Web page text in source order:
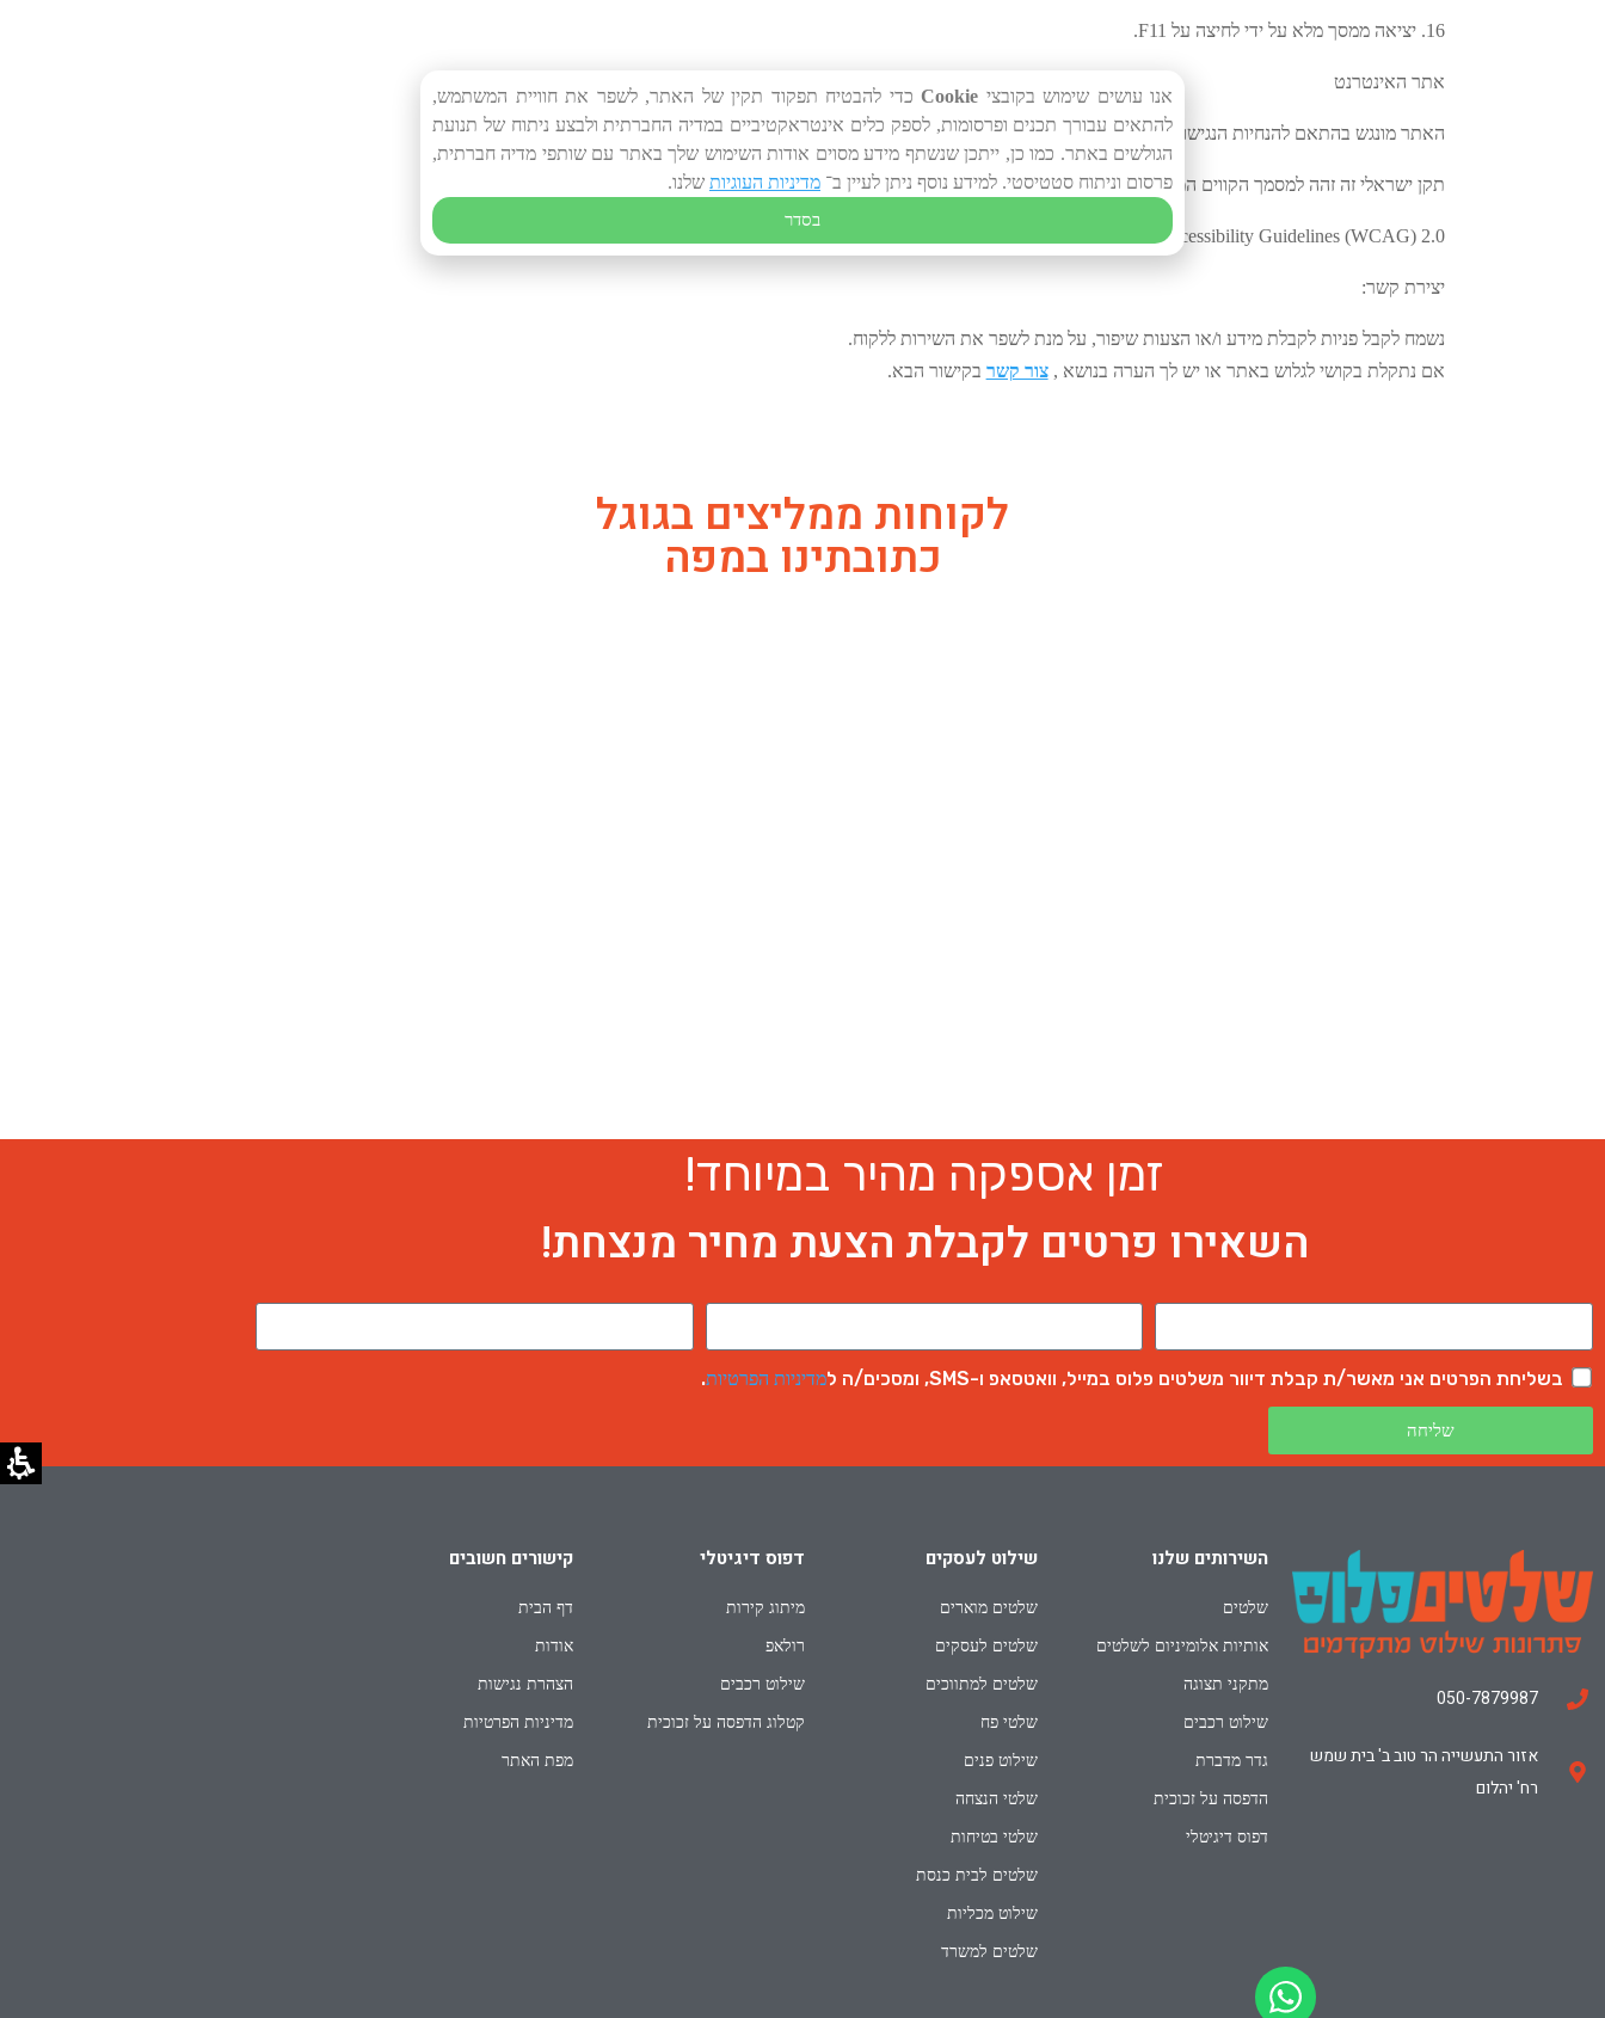
16. יציאה ממסך מלא על ידי לחיצה על F11.
אתר האינטרנט
האתר מונגש בהתאם להנחיות הנגישות בתקן הישראלי 5568 "קווים מנחים – לנגישות תכנים באינטרנט" לרמה AA.
תקן ישראלי זה זהה למסמך הקווים המנחים "קווים מנחים לנגישות תכנים באינטרנט" לרמה AA של הארגון הבינלאומי העוסק בתקינה ברשת.
Web Content Accessibility Guidelines (WCAG) 2.0
יצירת קשר:
נשמח לקבל פניות לקבלת מידע ו/או הצעות שיפור, על מנת לשפר את השירות ללקוח.
אם נתקלת בקושי לגלוש באתר או יש לך הערה בנושא ,צור קשר בקישור הבא.
לקוחות ממליצים בגוגל
כתובתינו במפה
זמן אספקה מהיר במיוחד!
השאירו פרטים לקבלת הצעת מחיר מנצחת!
בשליחת הפרטים אני מאשר/ת קבלת דיוור משלטים פלוס במייל, וואטסאפ ו-SMS, ומסכים/ה ל מדיניות הפרטיות.
שליחה
050-7879987
אזור התעשייה הר טוב ב' בית שמש
רח' יהלום
השירותים שלנו
שלטים
אותיות אלומיניום לשלטים
מתקני תצוגה
שילוט רכבים
גדר מדברת
הדפסה על זכוכית
דפוס דיגיטלי
שילוט לעסקים
שלטים מוארים
שלטים לעסקים
שלטים למתווכים
שלטי פח
שילוט פנים
שלטי הנצחה
שלטי בטיחות
שלטים לבית כנסת
שילוט מכליות
שלטים למשרד
דפוס דיגיטלי
מיתוג קירות
רולאפ
שילוט רכבים
קטלוג הדפסה על זכוכית
קישורים חשובים
דף הבית
אודות
הצהרת נגישות
מדיניות הפרטיות
מפת האתר
אנו עושים שימוש בקובצי Cookie כדי להבטיח תפקוד תקין של האתר, לשפר את חוויית המשתמש,
להתאים עבורך תכנים ופרסומות, לספק כלים אינטראקטיביים במדיה החברתית ולבצע ניתוח של תנועת
הגולשים באתר. כמו כן, ייתכן שנשתף מידע מסוים אודות השימוש שלך באתר עם שותפי מדיה חברתית,
פרסום וניתוח סטטיסטי. למידע נוסף ניתן לעיין ב־ מדיניות העוגיות שלנו.
בסדר